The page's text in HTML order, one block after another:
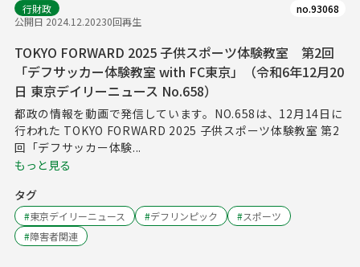
行財政
公開日 2024.12.20230回再生
no.93068
TOKYO FORWARD 2025 子供スポーツ体験教室 第2回
「デフサッカー体験教室 with FC東京」（令和6年12月20
日 東京デイリーニュース No.658）
都政の情報を動画で発信しています。NO.658は、12月14日に
行われた TOKYO FORWARD 2025 子供スポーツ体験教室 第2
回「デフサッカー体験...
もっと見る
タグ
#東京デイリーニュース #デフリンピック #スポーツ
#障害者関連